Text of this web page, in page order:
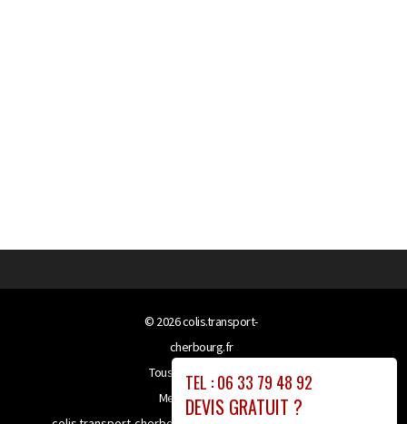
TEL : 06 33 79 48 92
DEVIS GRATUIT ?
© 2026colis.transport-
cherbourg.fr
Tous droits réservés
Mentions légales